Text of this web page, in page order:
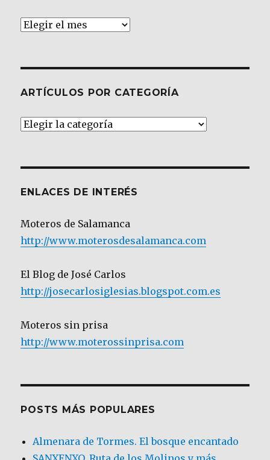
Archivos
ARTÍCULOS POR CATEGORÍA
Artículos
ENLACES DE INTERÉS
Moteros de Salamanca
http://www.moterosdesalamanca.com
El Blog de José Carlos
http://josecarlosiglesias.blogspot.com.es
Moteros sin prisa
http://www.moterossinprisa.com
POSTS MÁS POPULARES
Almenara de Tormes. El bosque encantado